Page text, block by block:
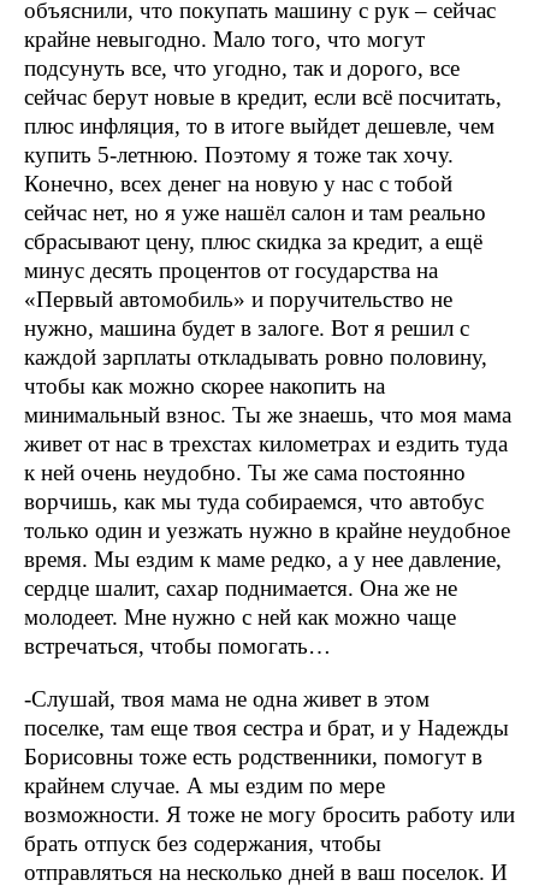
объяснили, что покупать машину с рук – сейчас
крайне невыгодно. Мало того, что могут
подсунуть все, что угодно, так и дорого, все
сейчас берут новые в кредит, если всё посчитать,
плюс инфляция, то в итоге выйдет дешевле, чем
купить 5-летнюю. Поэтому я тоже так хочу.
Конечно, всех денег на новую у нас с тобой
сейчас нет, но я уже нашёл салон и там реально
сбрасывают цену, плюс скидка за кредит, а ещё
минус десять процентов от государства на
«Первый автомобиль» и поручительство не
нужно, машина будет в залоге. Вот я решил с
каждой зарплаты откладывать ровно половину,
чтобы как можно скорее накопить на
минимальный взнос. Ты же знаешь, что моя мама
живет от нас в трехстах километрах и ездить туда
к ней очень неудобно. Ты же сама постоянно
ворчишь, как мы туда собираемся, что автобус
только один и уезжать нужно в крайне неудобное
время. Мы ездим к маме редко, а у нее давление,
сердце шалит, сахар поднимается. Она же не
молодеет. Мне нужно с ней как можно чаще
встречаться, чтобы помогать…
-Слушай, твоя мама не одна живет в этом
поселке, там еще твоя сестра и брат, и у Надежды
Борисовны тоже есть родственники, помогут в
крайнем случае. А мы ездим по мере
возможности. Я тоже не могу бросить работу или
брать отпуск без содержания, чтобы
отправляться на несколько дней в ваш поселок. И